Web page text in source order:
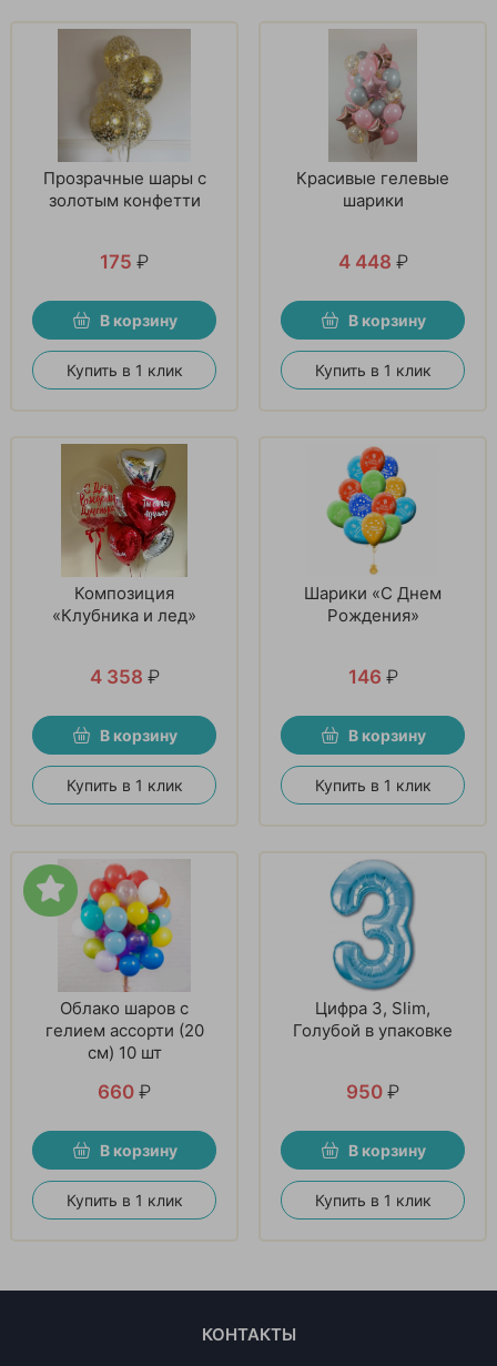
Прозрачные шары с
золотым конфетти
175 ₽
В корзину
Купить в 1 клик
Красивые гелевые
шарики
4 448 ₽
В корзину
Купить в 1 клик
Композиция
«Клубника и лед»
4 358 ₽
В корзину
Купить в 1 клик
Шарики «С Днем
Рождения»
146 ₽
В корзину
Купить в 1 клик
Облако шаров с
гелием ассорти (20
см) 10 шт
660 ₽
В корзину
Купить в 1 клик
Цифра 3, Slim,
Голубой в упаковке
950 ₽
В корзину
Купить в 1 клик
КОНТАКТЫ